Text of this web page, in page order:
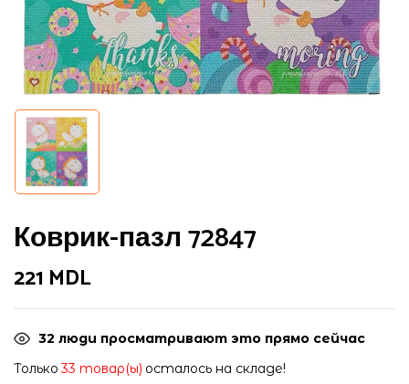
Коврик-пазл 72847
221 MDL
32 люди просматривают это прямо сейчас
Только 33 товар(ы) осталось на складе!